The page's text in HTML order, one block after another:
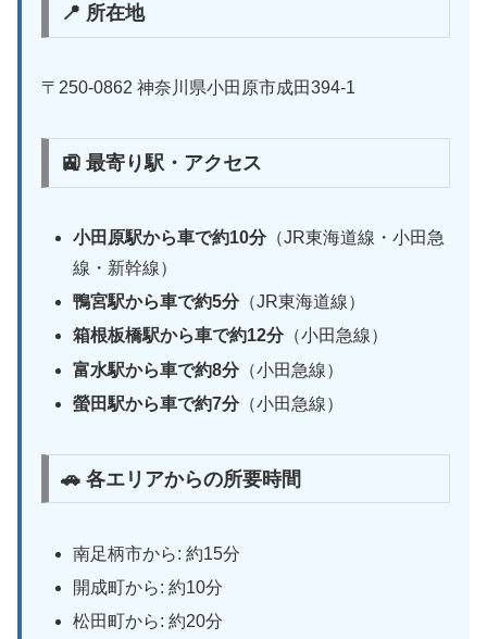
📍 所在地
〒250-0862 神奈川県小田原市成田394-1
🚉 最寄り駅・アクセス
小田原駅から車で約10分（JR東海道線・小田急
線・新幹線）
鴨宮駅から車で約5分（JR東海道線）
箱根板橋駅から車で約12分（小田急線）
富水駅から車で約8分（小田急線）
螢田駅から車で約7分（小田急線）
🚗 各エリアからの所要時間
南足柄市から: 約15分
開成町から: 約10分
松田町から: 約20分